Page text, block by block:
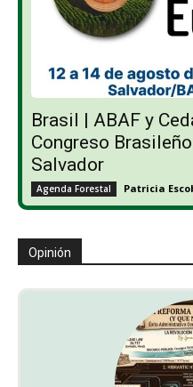
Brasil | ABAF y
Congreso
Salvador
Agenda Forestal Patricia
Opinión